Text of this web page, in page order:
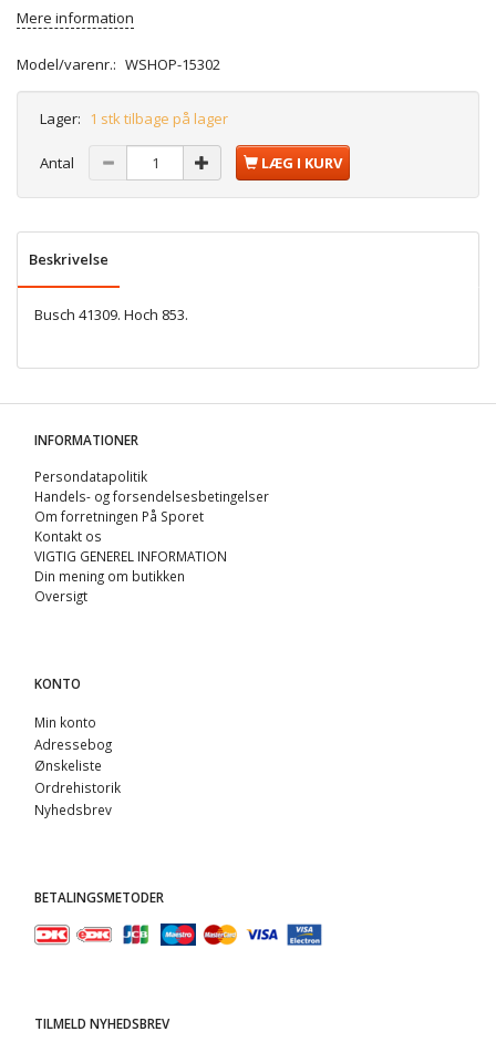
Mere information
Model/varenr.: WSHOP-15302
Lager: 1 stk tilbage på lager
Antal LÆG I KURV
Beskrivelse
Busch 41309. Hoch 853.
INFORMATIONER
Persondatapolitik
Handels- og forsendelsesbetingelser
Om forretningen På Sporet
Kontakt os
VIGTIG GENEREL INFORMATION
Din mening om butikken
Oversigt
KONTO
Min konto
Adressebog
Ønskeliste
Ordrehistorik
Nyhedsbrev
BETALINGSMETODER
TILMELD NYHEDSBREV